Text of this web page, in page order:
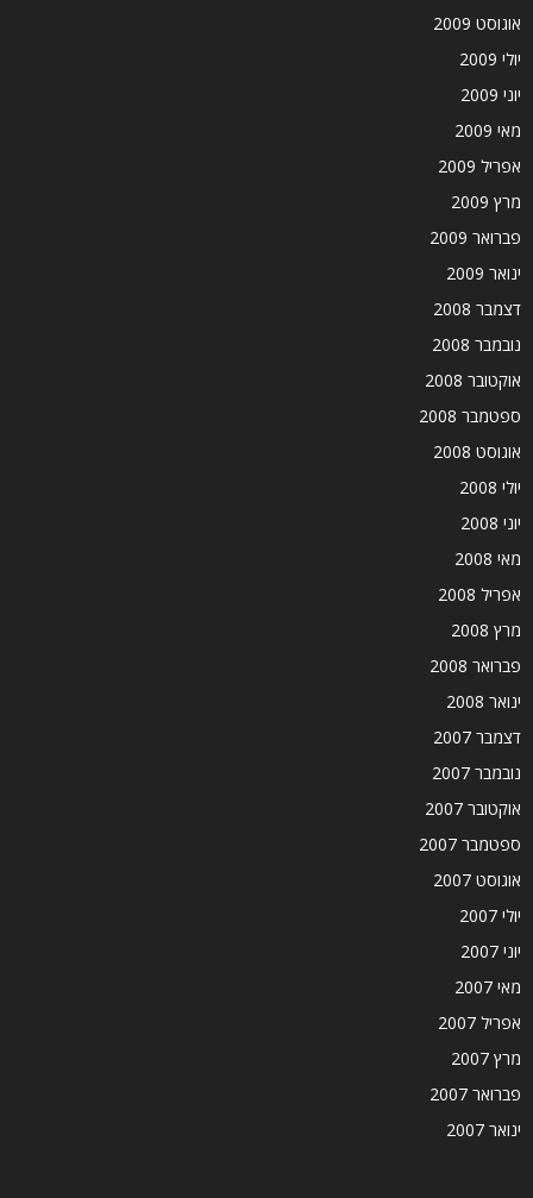
אוגוסט 2009
יולי 2009
יוני 2009
מאי 2009
אפריל 2009
מרץ 2009
פברואר 2009
ינואר 2009
דצמבר 2008
נובמבר 2008
אוקטובר 2008
ספטמבר 2008
אוגוסט 2008
יולי 2008
יוני 2008
מאי 2008
אפריל 2008
מרץ 2008
פברואר 2008
ינואר 2008
דצמבר 2007
נובמבר 2007
אוקטובר 2007
ספטמבר 2007
אוגוסט 2007
יולי 2007
יוני 2007
מאי 2007
אפריל 2007
מרץ 2007
פברואר 2007
ינואר 2007